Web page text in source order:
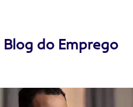
Blog do Emprego